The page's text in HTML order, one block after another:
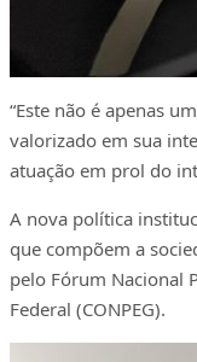
“Este não é apenas
valorizado em sua
atuação em prol do
A nova política
que compõem a
pelo Fórum Nacional
Federal (CONPEG).